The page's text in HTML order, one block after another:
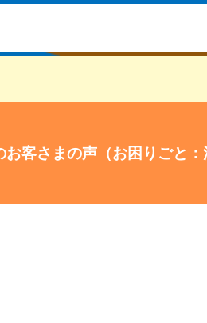
客さまの声（お困りごと：